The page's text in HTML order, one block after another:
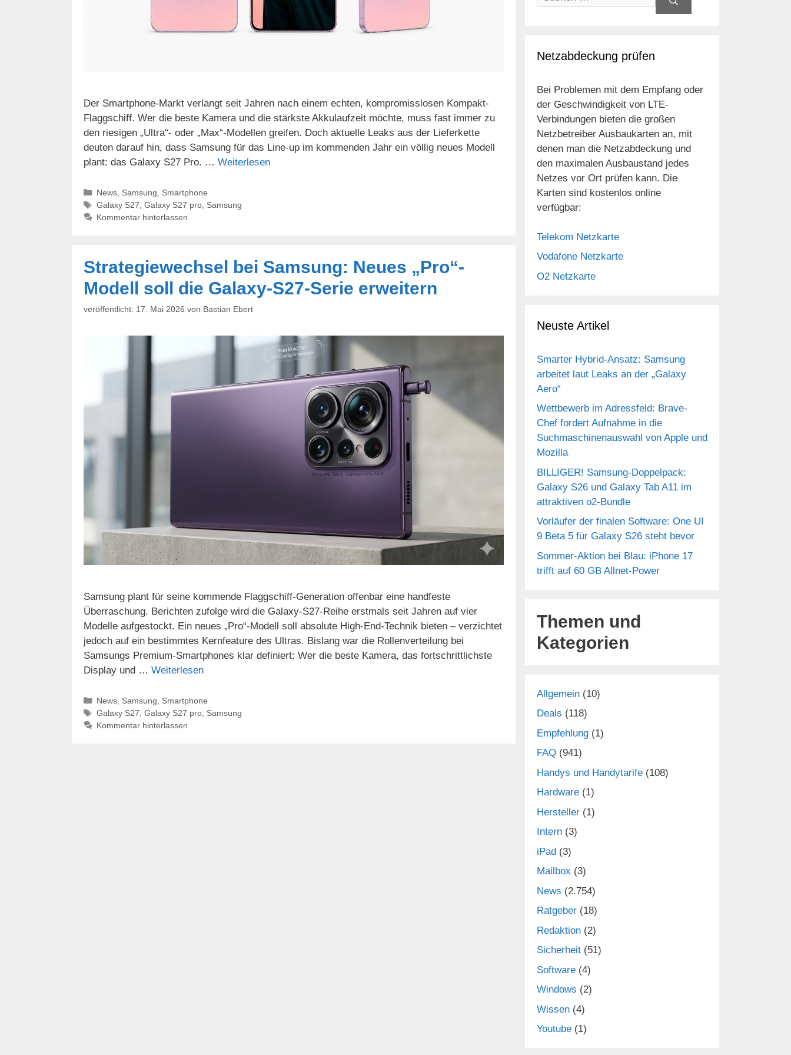
Der Smartphone-Markt verlangt seit Jahren nach einem echten, kompromisslosen Kompakt-
Flaggschiff. Wer die beste Kamera und die stärkste Akkulaufzeit möchte, muss fast immer zu
den riesigen „Ultra“- oder „Max“-Modellen greifen. Doch aktuelle Leaks aus der Lieferkette
deuten darauf hin, dass Samsung für das Line-up im kommenden Jahr ein völlig neues Modell
plant: das Galaxy S27 Pro. … Weiterlesen
Kategorien
News, Samsung
Smartphone
Schlagwörter
Galaxy S27 Galaxy S27 pro, Samsung
Kommentar hinterlassen
Strategiewechsel bei Samsung: Neues „Pro“-
Modell soll die Galaxy-S27-Serie erweitern
17. Mai 2026 von Bastian Ebert
Samsung plant für seine kommende Flaggschiff-Generation offenbar eine handfeste
Überraschung. Berichten zufolge wird die Galaxy-S27-Reihe erstmals seit Jahren auf vier
Modelle aufgestockt. Ein neues „Pro“-Modell soll absolute High-End-Technik bieten – verzichtet
jedoch auf ein bestimmtes Kernfeature des Ultras. Bislang war die Rollenverteilung bei
Samsungs Premium-Smartphones klar definiert: Wer die beste Kamera, das fortschrittlichste
Display und … Weiterlesen
Kategorien
News, Samsung
Smartphone
Schlagwörter
Galaxy S27 Galaxy S27 pro, Samsung
Kommentar hinterlassen
nach:
Netzabdeckung prüfen
Bei Problemen mit dem Empfang oder
der Geschwindigkeit von LTE-
Verbindungen bieten die großen
Netzbetreiber Ausbaukarten an, mit
denen man die Netzabdeckung und
den maximalen Ausbaustand jedes
Netzes vor Ort prüfen kann. Die
Karten sind kostenlos online
verfügbar:
Telekom Netzkarte
Vodafone Netzkarte
O2 Netzkarte
Neuste Artikel
Smarter Hybrid-Ansatz: Samsung
arbeitet laut Leaks an der „Galaxy
Aero“
Wettbewerb im Adressfeld: Brave-
Chef fordert Aufnahme in die
Suchmaschinenauswahl von Apple und
Mozilla
BILLIGER! Samsung-Doppelpack:
Galaxy S26 und Galaxy Tab A11 im
attraktiven o2-Bundle
Vorläufer der finalen Software: One UI
9 Beta 5 für Galaxy S26 steht bevor
Sommer-Aktion bei Blau: iPhone 17
trifft auf 60 GB Allnet-Power
Themen und
Kategorien
Allgemein (10)
Deals (118)
Empfehlung (1)
FAQ (941)
Handys und Handytarife (108)
Hardware (1)
Hersteller (1)
Intern (3)
iPad (3)
Mailbox (3)
News (2.754)
Ratgeber (18)
Redaktion (2)
Sicherheit (51)
Software (4)
Windows (2)
Wissen (4)
Youtube (1)